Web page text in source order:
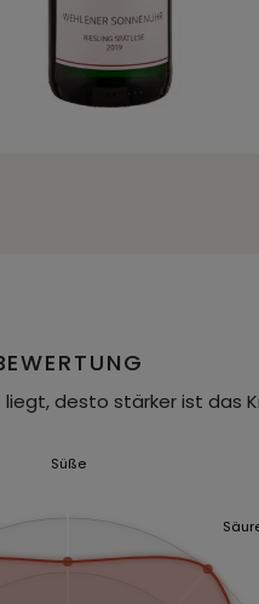
desto stärker ist das
Süße